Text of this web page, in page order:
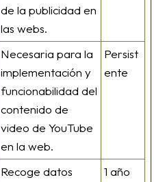
de la publicidad en
las webs.
Necesaria para la
implementación y
funcionabilidad del
contenido de
video de YouTube
en la web.
Persist
ente
Recoge datos
1 año